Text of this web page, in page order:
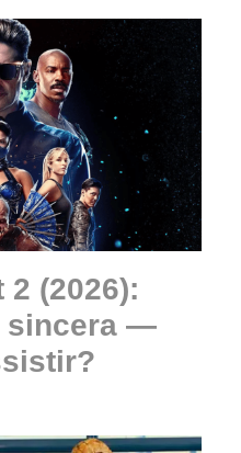
(2026):
sincera —